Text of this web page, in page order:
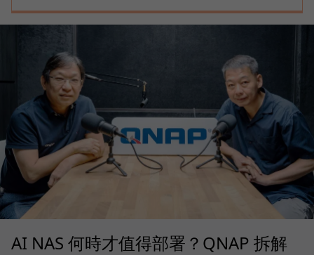
AI NAS 何時才值得部署？QNAP 拆解